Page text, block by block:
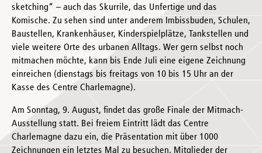
sketching“ – auch das Skurrile, das Unfertige und das
Komische. Zu sehen sind unter anderem Imbissbuden, Schulen,
Baustellen, Krankenhäuser, Kinderspielplätze, Tankstellen und
viele weitere Orte des urbanen Alltags. Wer gern selbst noch
mitmachen möchte, kann bis Ende Juli eine eigene Zeichnung
einreichen (dienstags bis freitags von 10 bis 15 Uhr an der
Kasse des Centre Charlemagne).
Am Sonntag, 9. August, findet das große Finale der Mitmach-
Ausstellung statt. Bei freiem Eintritt lädt das Centre
Charlemagne dazu ein, die Präsentation mit über 1000
Zeichnungen ein letztes Mal zu besuchen. Mitglieder der